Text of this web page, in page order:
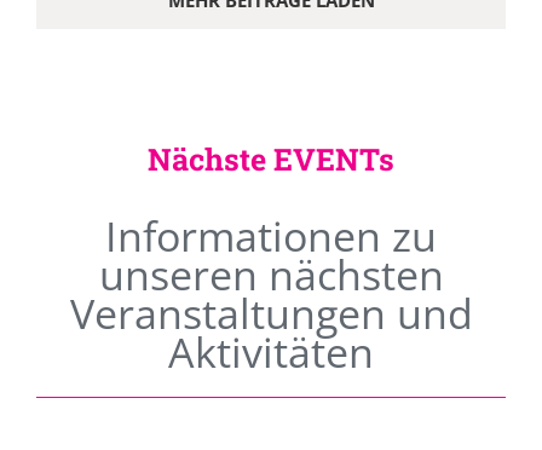
Nächste EVENTs
Informationen zu
unseren nächsten
Veranstaltungen und
Aktivitäten